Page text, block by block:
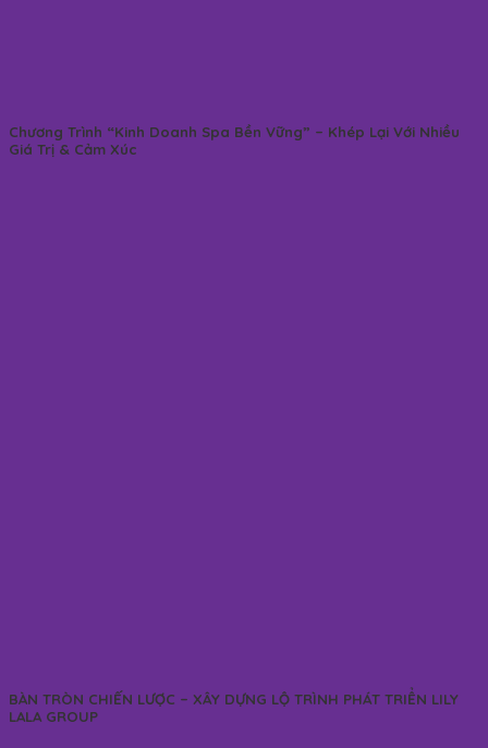
Chương Trình “Kinh Doanh Spa Bền Vững” – Khép Lại Với Nhiều
Giá Trị & Cảm Xúc
BÀN TRÒN CHIẾN LƯỢC – XÂY DỰNG LỘ TRÌNH PHÁT TRIỂN LILY
LALA GROUP